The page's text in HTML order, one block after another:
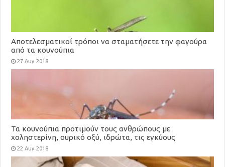
Αποτελεσματικοί τρόποι να σταματήσετε την φαγούρα
από τα κουνούπια
27 Αυγ 2018
Τα κουνούπια προτιμούν τους ανθρώπους με
χοληστερίνη, ουρικό οξύ, ιδρώτα, τις εγκύους
22 Αυγ 2018